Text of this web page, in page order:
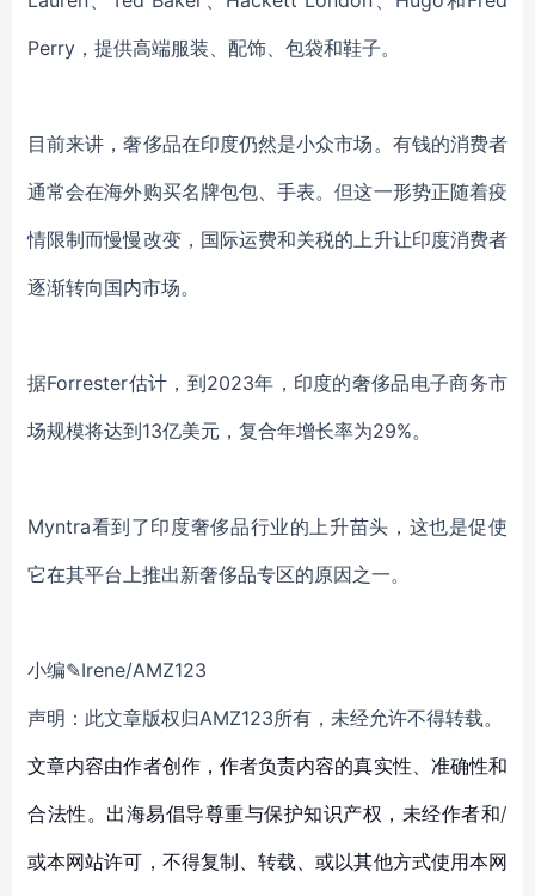
Perry，提供高端服装、配饰、包袋和鞋子。
目前来讲，奢侈品在印度仍然是小众市场。有钱的消费者
通常会在海外购买名牌包包、手表。但这一形势正随着疫
情限制而慢慢改变，国际运费和关税的上升让印度消费者
逐渐转向国内市场。
据Forrester估计，到2023年，印度的奢侈品电子商务市
场规模将达到13亿美元，复合年增长率为29%。
Myntra看到了印度奢侈品行业的上升苗头，这也是促使
它在其平台上推出新奢侈品专区的原因之一。
小编✎Irene/AMZ123
声明：此文章版权归AMZ123所有，未经允许不得转载。
文章内容由作者创作，作者负责内容的真实性、准确性和
合法性。出海易倡导尊重与保护知识产权，未经作者和/
或本网站许可，不得复制、转载、或以其他方式使用本网